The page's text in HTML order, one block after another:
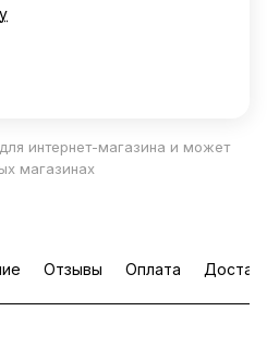
интернет-магазина и может
магазинах
Отзывы Оплата